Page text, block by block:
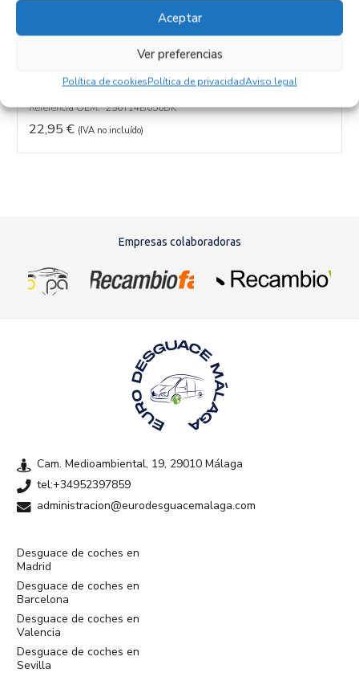
Aceptar
Ver preferencias
Política de cookiesPolítica de privacidadAviso legal
CENTRALITA AIRBAG 2S6T14B056BK
Recambios FORDFIESTA (CBK) FXJB
Referencia OEM: 2S6T14B056BK
22,95 € (IVA no incluído)
Empresas colaboradoras
Cam. Medioambiental, 19, 29010 Málaga
tel:+34952397859
administracion@eurodesguacemalaga.com
Desguace de coches en
Madrid
Desguace de coches en
Barcelona
Desguace de coches en
Valencia
Desguace de coches en
Sevilla